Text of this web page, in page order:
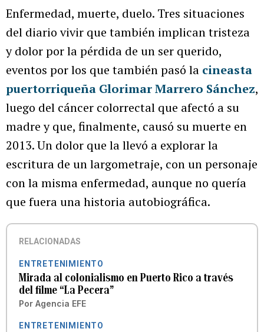
Enfermedad, muerte, duelo. Tres situaciones
del diario vivir que también implican tristeza
y dolor por la pérdida de un ser querido,
eventos por los que también pasó la cineasta
puertorriqueña Glorimar Marrero Sánchez,
luego del cáncer colorrectal que afectó a su
madre y que, finalmente, causó su muerte en
2013. Un dolor que la llevó a explorar la
escritura de un largometraje, con un personaje
con la misma enfermedad, aunque no quería
que fuera una historia autobiográfica.
RELACIONADAS
ENTRETENIMIENTO
Mirada al colonialismo en Puerto Rico a través
del filme “La Pecera”
Por Agencia EFE
ENTRETENIMIENTO